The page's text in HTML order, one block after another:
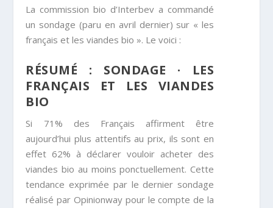
La commission bio d’Interbev a commandé
un sondage (paru en avril dernier) sur « les
français et les viandes bio ». Le voici :
RÉSUMÉ : SONDAGE · LES
FRANÇAIS ET LES VIANDES
BIO
Si 71% des Français affirment être
aujourd’hui plus attentifs au prix, ils sont en
effet 62% à déclarer vouloir acheter des
viandes bio au moins ponctuellement. Cette
tendance exprimée par le dernier sondage
réalisé par Opinionway pour le compte de la